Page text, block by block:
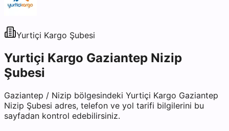
Yurtiçi Kargo Şubesi
Yurtiçi Kargo Gaziantep Nizip
Şubesi
Gaziantep / Nizip bölgesindeki Yurtiçi Kargo Gaziantep
Nizip Şubesi adres, telefon ve yol tarifi bilgilerini bu
sayfadan kontrol edebilirsiniz.